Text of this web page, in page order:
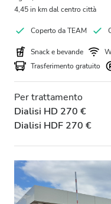
4,45 in km dal centro città
Coperto da TEAM
Snack e bevande
Trasferimento gratuito
Per trattamento
Dialisi HD 270 €
Dialisi HDF 270 €